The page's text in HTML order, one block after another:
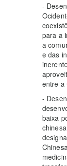
-
para a
a
e das
entre a
-
baixa